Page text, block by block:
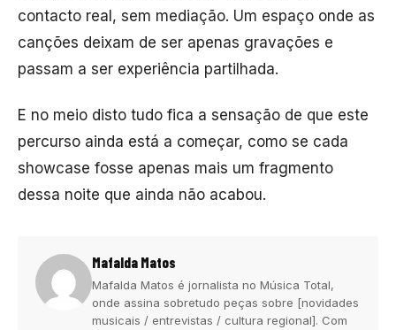
contacto real, sem mediação. Um espaço onde as
canções deixam de ser apenas gravações e
passam a ser experiência partilhada.
E no meio disto tudo fica a sensação de que este
percurso ainda está a começar, como se cada
showcase fosse apenas mais um fragmento
dessa noite que ainda não acabou.
Mafalda Matos
Mafalda Matos é jornalista no Música Total,
onde assina sobretudo peças sobre [novidades
musicais / entrevistas / cultura regional]. Com